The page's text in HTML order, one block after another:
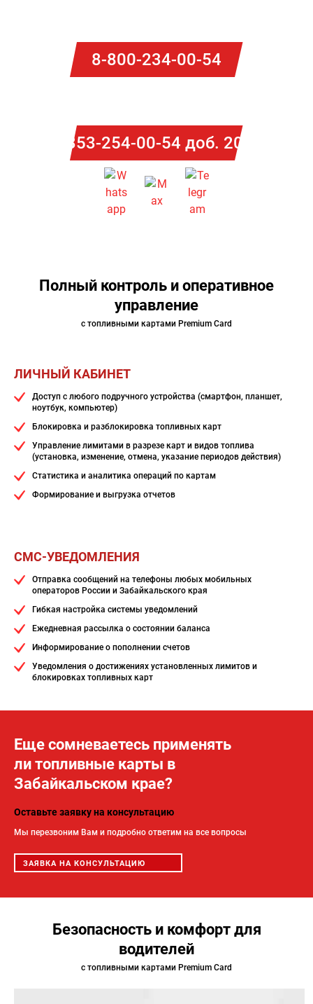
8-800-234-00-54
8-353-254-00-54 доб. 2014
Полный контроль и оперативное
управление
с топливными картами Premium Card
ЛИЧНЫЙ КАБИНЕТ
Доступ с любого подручного устройства (смартфон, планшет,
ноутбук, компьютер)
Блокировка и разблокировка топливных карт
Управление лимитами в разрезе карт и видов топлива
(установка, изменение, отмена, указание периодов действия)
Статистика и аналитика операций по картам
Формирование и выгрузка отчетов
СМС-УВЕДОМЛЕНИЯ
Отправка сообщений на телефоны любых мобильных
операторов России и Забайкальского края
Гибкая настройка системы уведомлений
Ежедневная рассылка о состоянии баланса
Информирование о пополнении счетов
Уведомления о достижениях установленных лимитов и
блокировках топливных карт
Еще сомневаетесь применять
ли топливные карты в
Забайкальском крае?
Оставьте заявку на консультацию
Мы перезвоним Вам и подробно ответим на все вопросы
ЗАЯВКА НА КОНСУЛЬТАЦИЮ
Безопасность и комфорт для
водителей
с топливными картами Premium Card